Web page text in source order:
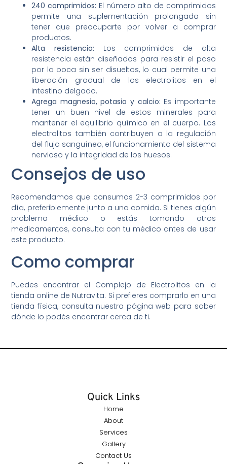
240 comprimidos: El número alto de comprimidos
permite una suplementación prolongada sin
tener que preocuparte por volver a comprar
productos.
Alta resistencia: Los comprimidos de alta
resistencia están diseñados para resistir el paso
por la boca sin ser disueltos, lo cual permite una
liberación gradual de los electrolitos en el
intestino delgado.
Agrega magnesio, potasio y calcio: Es importante
tener un buen nivel de estos minerales para
mantener el equilibrio químico en el cuerpo. Los
electrolitos también contribuyen a la regulación
del flujo sanguíneo, el funcionamiento del sistema
nervioso y la integridad de los huesos.
Consejos de uso
Recomendamos que consumas 2-3 comprimidos por
día, preferiblemente junto a una comida. Si tienes algún
problema médico o estás tomando otros
medicamentos, consulta con tu médico antes de usar
este producto.
Como comprar
Puedes encontrar el Complejo de Electrolitos en la
tienda online de Nutravita. Si prefieres comprarlo en una
tienda física, consulta nuestra página web para saber
dónde lo podés encontrar cerca de ti.
Quick Links
Home
About
Services
Gallery
Contact Us